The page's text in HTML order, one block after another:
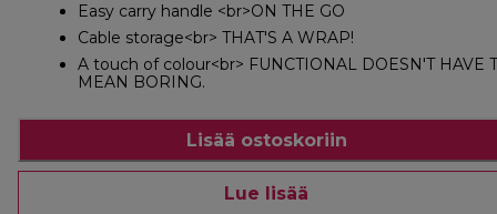
Easy carry handle <br>ON THE GO
Cable storage<br> THAT'S A WRAP!
A touch of colour<br> FUNCTIONAL DOESN'T HAVE
MEAN BORING.
Lisää ostoskoriin
Lue lisää